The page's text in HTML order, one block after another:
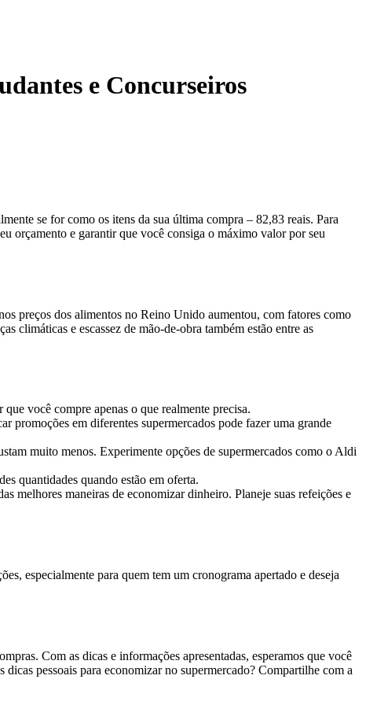
e Concurseiros
se for como os itens da sua última compra – 82,83 reais. Para
orçamento e garantir que você consiga o máximo valor por seu
preços dos alimentos no Reino Unido aumentou, com fatores como
climáticas e escassez de mão-de-obra também estão entre as
você compre apenas o que realmente precisa.
promoções em diferentes supermercados pode fazer uma grande
muito menos. Experimente opções de supermercados como o Aldi
quantidades quando estão em oferta.
melhores maneiras de economizar dinheiro. Planeje suas refeições e
especialmente para quem tem um cronograma apertado e deseja
Com as dicas e informações apresentadas, esperamos que você
dicas pessoais para economizar no supermercado? Compartilhe com a